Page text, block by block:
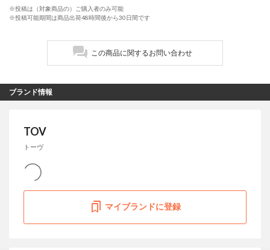
※投稿は（対象商品の）ご購入者のみ可能
※投稿可能期間は商品出荷48時間後から30日間です
この商品に関するお問い合わせ
ブランド情報
TOV
トーヴ
マイブランドに登録